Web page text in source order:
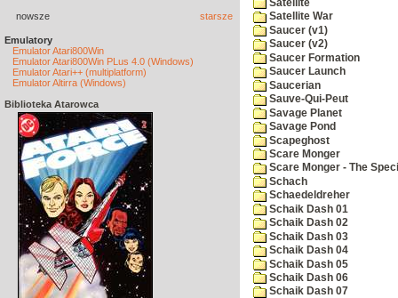
nowsze starsze
Emulatory
Emulator Atari800Win
Emulator Atari800Win PLus 4.0 (Windows)
Emulator Atari++ (multiplatform)
Emulator Altirra (Windows)
Biblioteka Atarowca
Satellite
Satellite War
Saucer (v1)
Saucer (v2)
Saucer Formation
Saucer Launch
Saucerian
Sauve-Qui-Peut
Savage Planet
Savage Pond
Scapeghost
Scare Monger
Scare Monger - The
Schach
Schaedeldreher
Schaik Dash 01
Schaik Dash 02
Schaik Dash 03
Schaik Dash 04
Schaik Dash 05
Schaik Dash 06
Schaik Dash 07